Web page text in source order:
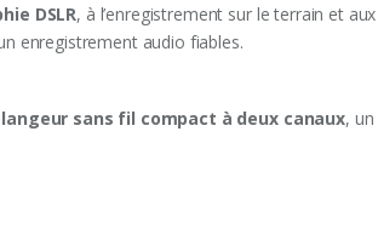
DSLR, à l’enregistrement sur le terrain et
enregistrement audio fiables.
sans fil compact à deux canaux,